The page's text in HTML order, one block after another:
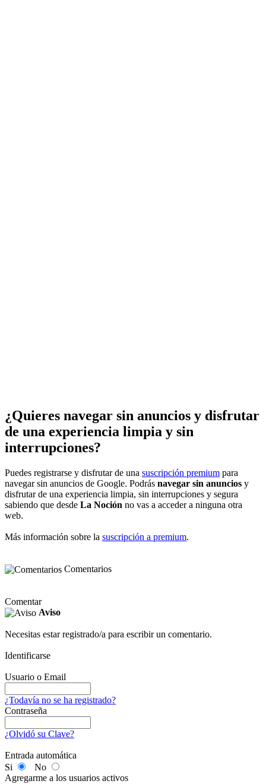
¿Quieres navegar sin anuncios y disfrutar
de una experiencia limpia y sin
interrupciones?
Puedes registrarse y disfrutar de una suscripción premium para
navegar sin anuncios de Google. Podrás navegar sin anuncios y
disfrutar de una experiencia limpia, sin interrupciones y segura
sabiendo que desde La Noción no vas a acceder a ninguna otra
web.
Más información sobre la suscripción a premium.
Comentarios
Comentar
Aviso
Necesitas estar registrado/a para escribir un comentario.
Identificarse
Usuario o Email
¿Todavía no se ha registrado?
Contraseña
¿Olvidó su Clave?
Entrada automática
Si
No
Agregarme a los usuarios activos